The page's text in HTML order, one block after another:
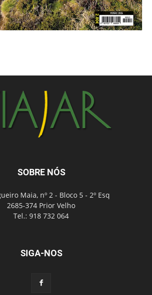
SOBRE NÓS
Maia, nº 2 - Bloco 5 - 2º Esq
2685-374 Prior Velho
Tel.: 918 732 064
SIGA-NOS